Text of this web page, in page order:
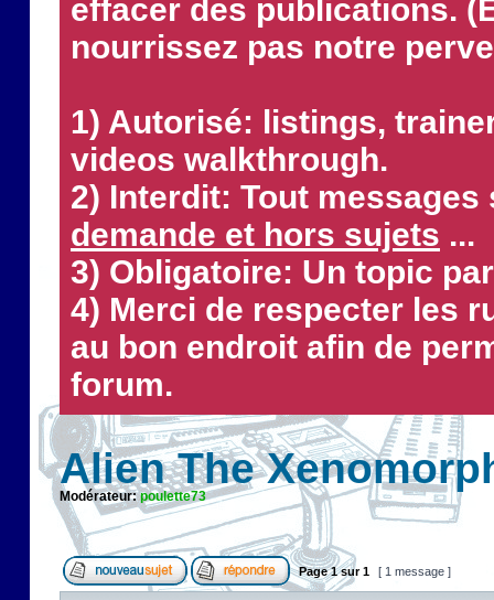
effacer des publications.
nourrissez pas notre
1) Autorisé: listings,
videos walkthrough.
2) Interdit: Tout
demande et hors sujets ...
3) Obligatoire: Un topic
4) Merci de respecter les
au bon endroit afin de
forum.
Alien The
Modérateur:poulette73
Page1sur1 [ 1 message ]